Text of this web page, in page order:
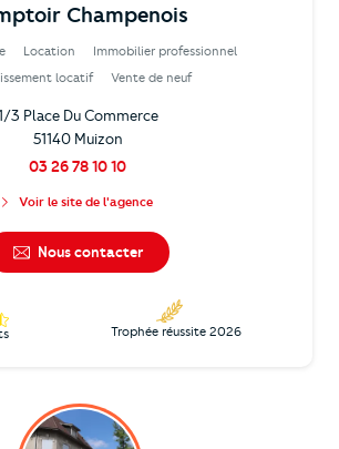
Champenois
Location
Immobilier professionnel
locatif
Vente de neuf
3 Place Du Commerce
51140 Muizon
03 26 78 10 10
Voir le site de l'agence
Nous contacter
Trophée réussite 2026